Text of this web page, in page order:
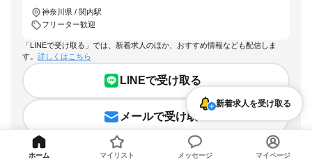
神奈川県 / 関内駅
フリーター歓迎
「LINEで受け取る」では、新着求人のほか、おすすめ情報なども配信しま
す。 詳しくはこちら
LINEで受け取る
メールで受け取る
新着求人を受け取る
ホーム マイリスト メッセージ マイページ